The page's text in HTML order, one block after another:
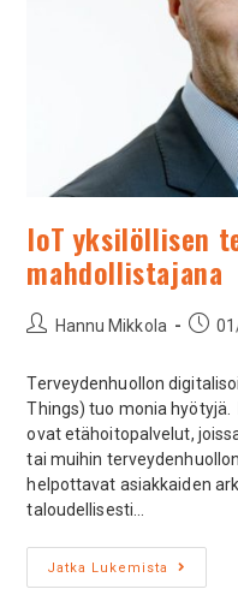
IoT yksilöllisen
mahdollistajana
Hannu Mikkola
Terveydenhuollon
Things) tuo monia
ovat etähoitopalvelut,
tai muihin
helpottavat asiakkaiden
taloudellisesti…
Jatka Lukemista